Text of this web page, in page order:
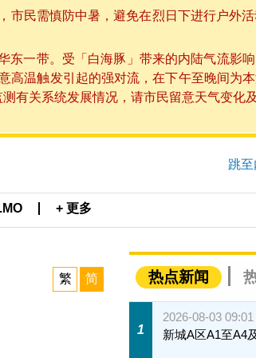
民需慎防中暑，避免在烈日下进行户外
一带。受「白海豚」带来的内陆气流影
温触发引起的强对流，在下午至晚间为本
有关系统发展情况，请市民留意天气变化
跳
+ 更多
繁 简 热点新闻
1
2026-08-03 09:01
新城A区A1至A4